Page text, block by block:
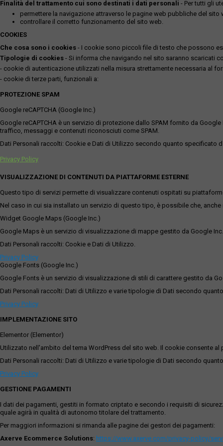
Finalità del trattamento cui sono destinati i dati personali - Per tutti gli
permettere la navigazione attraverso le pagine web pubbliche del sito
controllare il corretto funzionamento del sito web.
COOKIES
Che cosa sono i cookies - I cookie sono piccoli file di testo che possono
Tipologie di cookies - Si informa che navigando nel sito saranno scaricati
- cookie di autenticazione utilizzati nella misura strettamente necessaria al
- cookie di terze parti, funzionali a:
PROTEZIONE SPAM
Google reCAPTCHA (Google Inc.)
Google reCAPTCHA è un servizio di protezione dallo SPAM fornito da
traffico, messaggi e contenuti riconosciuti come SPAM.
Dati Personali raccolti: Cookie e Dati di Utilizzo secondo quanto specificato
Privacy Policy
VISUALIZZAZIONE DI CONTENUTI DA PIATTAFORME ESTERNE
Questo tipo di servizi permette di visualizzare contenuti ospitati su
Nel caso in cui sia installato un servizio di questo tipo, è possibile che,
Widget Google Maps (Google Inc.)
Google Maps è un servizio di visualizzazione di mappe gestito da Google
Dati Personali raccolti: Cookie e Dati di Utilizzo.
Privacy Policy
Google Fonts (Google Inc.)
Google Fonts è un servizio di visualizzazione di stili di carattere gestito da
Dati Personali raccolti: Dati di Utilizzo e varie tipologie di Dati secondo
Privacy Policy
IMPLEMENTAZIONE SITO
Elementor (Elementor)
Utilizzato nell'ambito del tema WordPress del sito web. Il cookie consente
Dati Personali raccolti: Dati di Utilizzo e varie tipologie di Dati secondo
Privacy Policy
GESTIONE PAGAMENTI
I dati dei pagamenti, gestiti in formato criptato e secondo i requisiti di
quale agirà in qualità di autonomo titolare del trattamento.
Per maggiori informazioni si rimanda alle pagine dei gestori dei pagamenti:
Axerve Ecommerce Solutions: https://www.axerve.com/privacy-policy/